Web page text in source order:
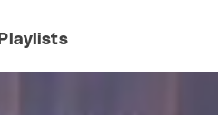
Playlists